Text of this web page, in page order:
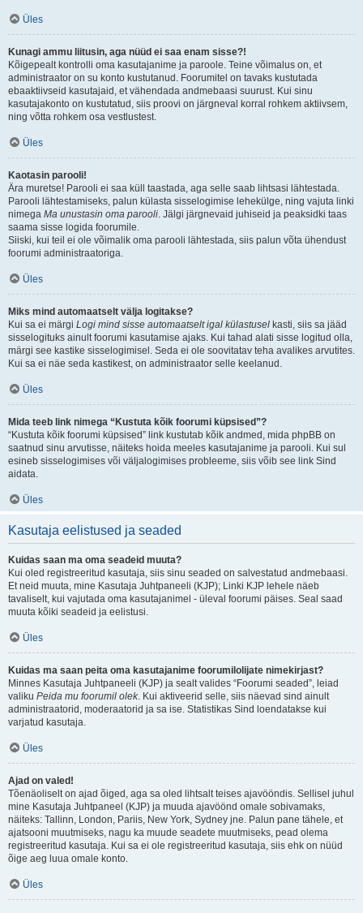
Üles
Kunagi ammu liitusin, aga nüüd ei saa enam sisse?!
Kõigepealt kontrolli oma kasutajanime ja paroole. Teine võimalus on, et
administraator on su konto kustutanud. Foorumitel on tavaks kustutada
ebaaktiivseid kasutajaid, et vähendada andmebaasi suurust. Kui sinu
kasutajakonto on kustutatud, siis proovi on järgneval korral rohkem aktiivsem,
ning võtta rohkem osa vestlustest.
Üles
Kaotasin parooli!
Ära muretse! Parooli ei saa küll taastada, aga selle saab lihtsasi lähtestada.
Parooli lähtestamiseks, palun külasta sisselogimise lehekülge, ning vajuta linki
nimega Ma unustasin oma parooli. Jälgi järgnevaid juhiseid ja peaksidki taas
saama sisse logida foorumile.
Siiski, kui teil ei ole võimalik oma parooli lähtestada, siis palun võta ühendust
foorumi administraatoriga.
Üles
Miks mind automaatselt välja logitakse?
Kui sa ei märgi Logi mind sisse automaatselt igal külastusel kasti, siis sa jääd
sisselogituks ainult foorumi kasutamise ajaks. Kui tahad alati sisse logitud olla,
märgi see kastike sisselogimisel. Seda ei ole soovitatav teha avalikes arvutites.
Kui sa ei näe seda kastikest, on administraator selle keelanud.
Üles
Mida teeb link nimega “Kustuta kõik foorumi küpsised”?
“Kustuta kõik foorumi küpsised” link kustutab kõik andmed, mida phpBB on
saatnud sinu arvutisse, näiteks hoida meeles kasutajanime ja parooli. Kui sul
esineb sisselogimises või väljalogimises probleeme, siis võib see link Sind
aidata.
Üles
Kasutaja eelistused ja seaded
Kuidas saan ma oma seadeid muuta?
Kui oled registreeritud kasutaja, siis sinu seaded on salvestatud andmebaasi.
Et neid muuta, mine Kasutaja Juhtpaneeli (KJP); Linki KJP lehele näeb
tavaliselt, kui vajutada oma kasutajanimel - üleval foorumi päises. Seal saad
muuta kõiki seadeid ja eelistusi.
Üles
Kuidas ma saan peita oma kasutajanime foorumilolijate nimekirjast?
Minnes Kasutaja Juhtpaneeli (KJP) ja sealt valides “Foorumi seaded”, leiad
valiku Peida mu foorumil olek. Kui aktiveerid selle, siis näevad sind ainult
administraatorid, moderaatorid ja sa ise. Statistikas Sind loendatakse kui
varjatud kasutaja.
Üles
Ajad on valed!
Tõenäoliselt on ajad õiged, aga sa oled lihtsalt teises ajavööndis. Sellisel juhul
mine Kasutaja Juhtpaneel (KJP) ja muuda ajavöönd omale sobivamaks,
näiteks: Tallinn, London, Pariis, New York, Sydney jne. Palun pane tähele, et
ajatsooni muutmiseks, nagu ka muude seadete muutmiseks, pead olema
registreeritud kasutaja. Kui sa ei ole registreeritud kasutaja, siis ehk on nüüd
õige aeg luua omale konto.
Üles